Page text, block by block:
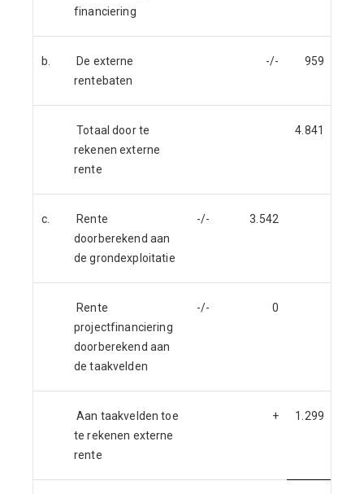
financiering
b.
De externe
rentebaten
-/- 959
Totaal door te
rekenen externe
rente
4.841
c.
Rente
doorberekend aan
de grondexploitatie
-/- 3.542
Rente
projectfinanciering
doorberekend aan
de taakvelden
-/- 0
Aan taakvelden toe
te rekenen externe
rente
+ 1.299